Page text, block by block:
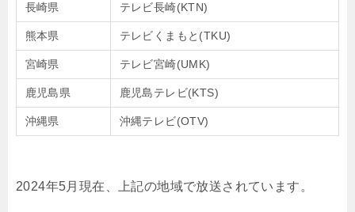
長崎県 テレビ長崎(KTN)
熊本県 テレビくまもと(TKU)
宮崎県 テレビ宮崎(UMK)
鹿児島県 鹿児島テレビ(KTS)
沖縄県 沖縄テレビ(OTV)
2024年5月現在、上記の地域で放送されています。